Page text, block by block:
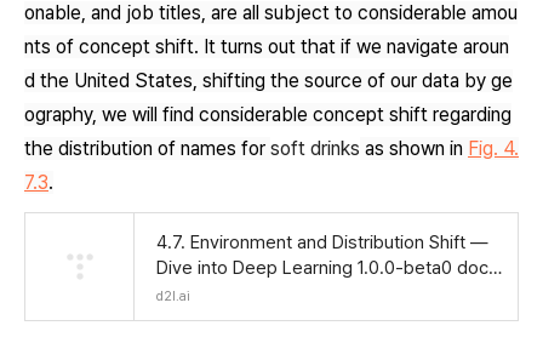
onable, and job titles, are all subject to considerable amou
nts of concept shift. It turns out that if we navigate aroun
d the United States, shifting the source of our data by ge
ography, we will find considerable concept shift regarding
the distribution of names for soft drinks as shown in Fig. 4.
7.3.
4.7. Environment and Distribution Shift —
Dive into Deep Learning 1.0.0-beta0 docu
mentation
d2l.ai